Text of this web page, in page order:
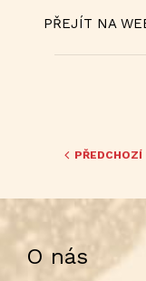
PŘEJÍT NA
PŘEDCHOZÍ
O nás